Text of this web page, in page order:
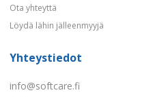
Ota yhteyttä
Löydä lähin jälleenmyyjä
Yhteystiedot
info@softcare.fi